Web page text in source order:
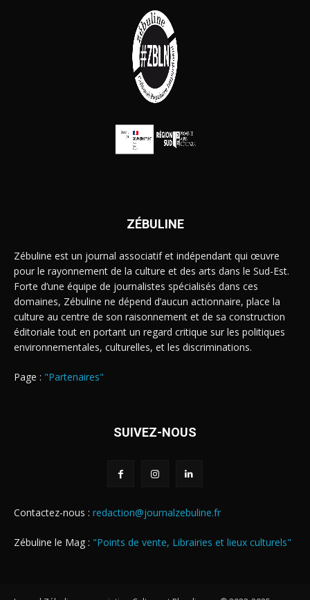
ZÉBULINE
Zébuline est un journal associatif et indépendant qui œuvre
pour le rayonnement de la culture et des arts dans le Sud-Est.
Forte d’une équipe de journalistes spécialisés dans ces
domaines, Zébuline ne dépend d’aucun actionnaire, place la
culture au centre de son raisonnement et de sa construction
éditoriale tout en portant un regard critique sur les politiques
environnementales, culturelles, et les discriminations.
Page : "Partenaires"
SUIVEZ-NOUS
Contactez-nous : redaction@journalzebuline.fr
Zébuline le Mag : "Points de vente, Librairies et lieux culturels"